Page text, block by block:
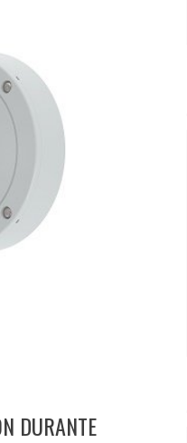
DURANTE